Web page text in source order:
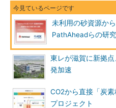
未利用の砂資源か
PathAheadらの研
東レが滋賀に新拠
発加速
CO2から直接「炭
プロジェクト